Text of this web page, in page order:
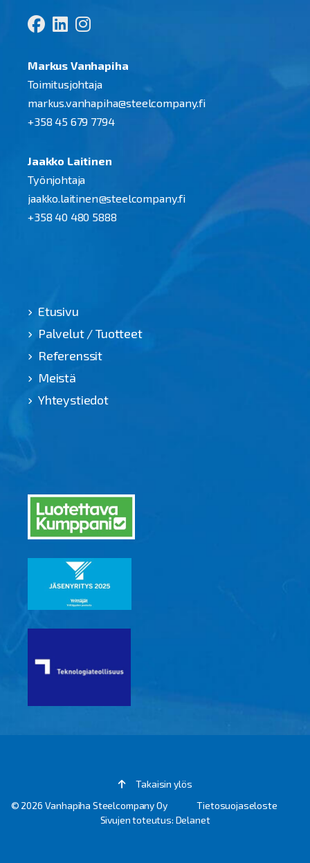
Markus Vanhapiha
Toimitusjohtaja
markus.vanhapiha@steelcompany.fi
+358 45 679 7794
Jaakko Laitinen
Työnjohtaja
jaakko.laitinen@steelcompany.fi
+358 40 480 5888
Etusivu
Palvelut / Tuotteet
Referenssit
Meistä
Yhteystiedot
Takaisin ylös
© 2026 Vanhapiha Steelcompany Oy
Tietosuojaseloste
Sivujen toteutus: Delanet